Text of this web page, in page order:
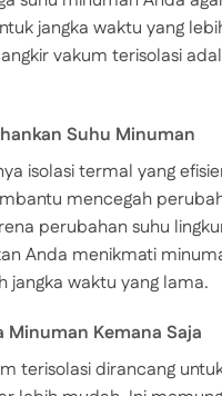
jangka waktu yang
vakum terisolasi
Suhu Minuman
isolasi termal yang
mencegah
perubahan suhu
Anda menikmati
jangka waktu yang lama.
Minuman Kemana Saja
terisolasi dirancang